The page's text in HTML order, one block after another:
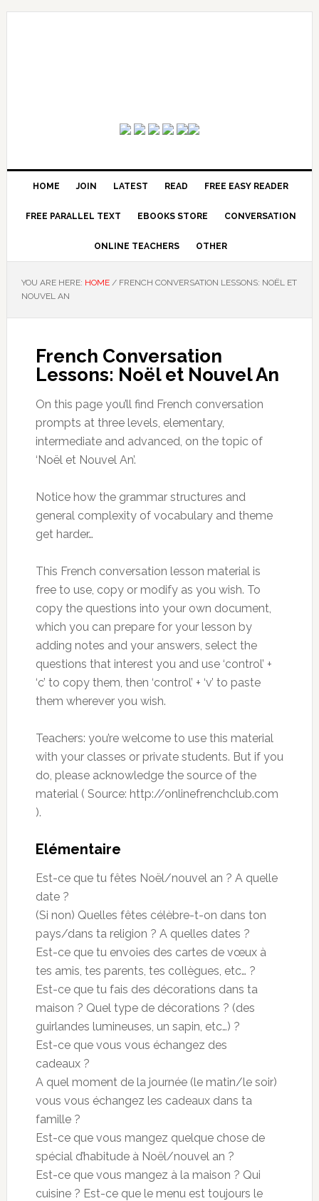
HOME JOIN LATEST READ FREE EASY READER
FREE PARALLEL TEXT EBOOKS STORE CONVERSATION
ONLINE TEACHERS OTHER
YOU ARE HERE: HOME /FRENCH CONVERSATION LESSONS: NOËL ET
NOUVEL AN
French Conversation
Lessons: Noël et Nouvel An
On this page you’ll find French conversation
prompts at three levels, elementary,
intermediate and advanced, on the topic of
‘Noël et Nouvel An’.
Notice how the grammar structures and
general complexity of vocabulary and theme
get harder…
This French conversation lesson material is
free to use, copy or modify as you wish. To
copy the questions into your own document,
which you can prepare for your lesson by
adding notes and your answers, select the
questions that interest you and use ‘control’ +
‘c’ to copy them, then ‘control’ + ‘v’ to paste
them wherever you wish.
Teachers: you’re welcome to use this material
with your classes or private students. But if you
do, please acknowledge the source of the
material ( Source: http://onlinefrenchclub.com
).
Elémentaire
Est-ce que tu fêtes Noël/nouvel an ? A quelle
date ?
(Si non) Quelles fêtes célèbre-t-on dans ton
pays/dans ta religion ? A quelles dates ?
Est-ce que tu envoies des cartes de vœux à
tes amis, tes parents, tes collègues, etc… ?
Est-ce que tu fais des décorations dans ta
maison ? Quel type de décorations ? (des
guirlandes lumineuses, un sapin, etc…) ?
Est-ce que vous vous échangez des
cadeaux ?
A quel moment de la journée (le matin/le soir)
vous vous échangez les cadeaux dans ta
famille ?
Est-ce que vous mangez quelque chose de
spécial d’habitude à Noël/nouvel an ?
Est-ce que vous mangez à la maison ? Qui
cuisine ? Est-ce que le menu est toujours le